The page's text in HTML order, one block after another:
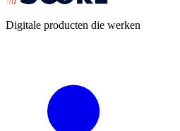
Digitale producten die werken